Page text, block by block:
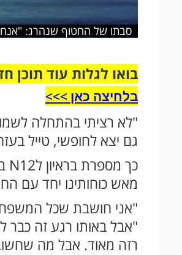
סבתו של החטוף שנהרג:
בואו לגלות עוד
בלחיצה כאן >>>​
"לא רציתי בהתחלה
גם יצא לחופשי, טייל
מאש כוחותינו יחד עם
"אני חושבת שכל
"אבל באותו רגע זה כבר
רזה מאוד. אבל מה